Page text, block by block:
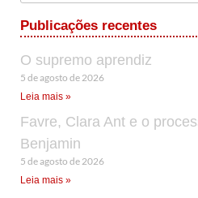
Publicações recentes
O supremo aprendiz
5 de agosto de 2026
Leia mais »
Favre, Clara Ant e o
Benjamin
5 de agosto de 2026
Leia mais »